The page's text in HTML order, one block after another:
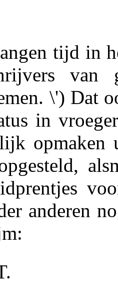
tijd in
van
\') Dat
in
anderen